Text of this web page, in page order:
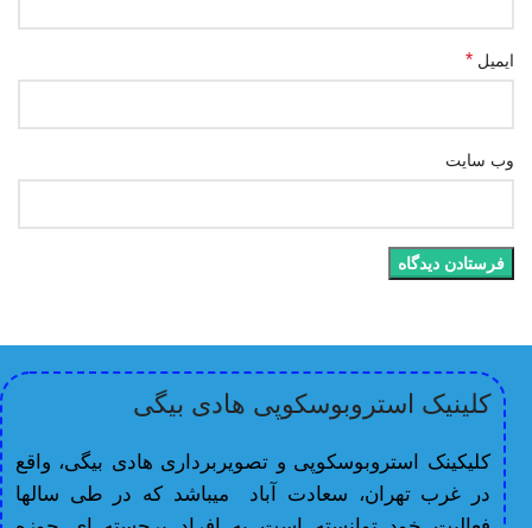
ایمیل *
وب‌ سایت
کلینیک استروبوسکوپی هادی بیگی
کلیکینک استروبوسکوپی و تصویربرداری هادی بیگی، واقع
در غرب تهران، سعادت آباد میباشد که در طی سالها